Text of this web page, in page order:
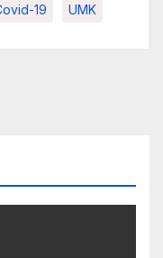
19 UMK